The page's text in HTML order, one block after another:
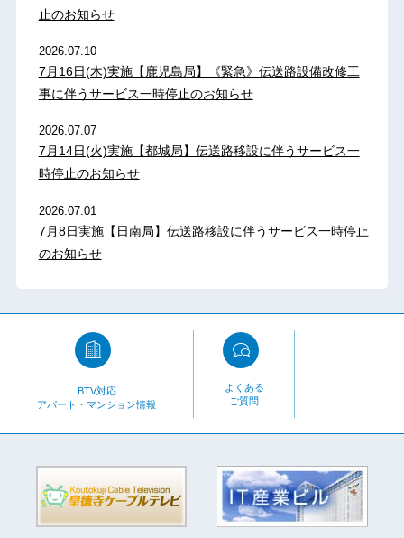
止のお知らせ
2026.07.10
7月16日(木)実施【鹿児島局】《緊急》伝送路設備改修工
事に伴うサービス一時停止のお知らせ
2026.07.07
7月14日(火)実施【都城局】伝送路移設に伴うサービス一
時停止のお知らせ
2026.07.01
7月8日実施【日南局】伝送路移設に伴うサービス一時停止
のお知らせ
BTV対応
アパート・マンション情報
よくある
ご質問